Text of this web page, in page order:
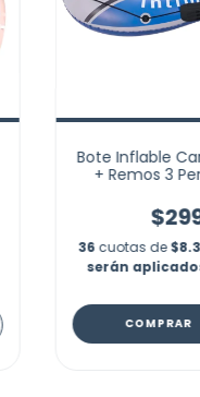
Bote Inflable
+ Remos 3
36 cuotas de
serán